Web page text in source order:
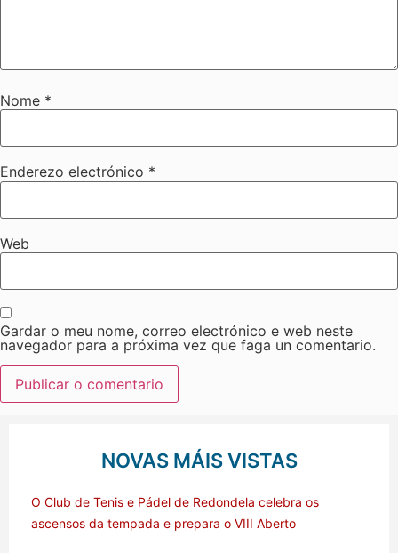
Nome *
Enderezo electrónico *
Web
Gardar o meu nome, correo electrónico e web neste
navegador para a próxima vez que faga un comentario.
NOVAS MÁIS VISTAS
O Club de Tenis e Pádel de Redondela celebra os
ascensos da tempada e prepara o VIII Aberto